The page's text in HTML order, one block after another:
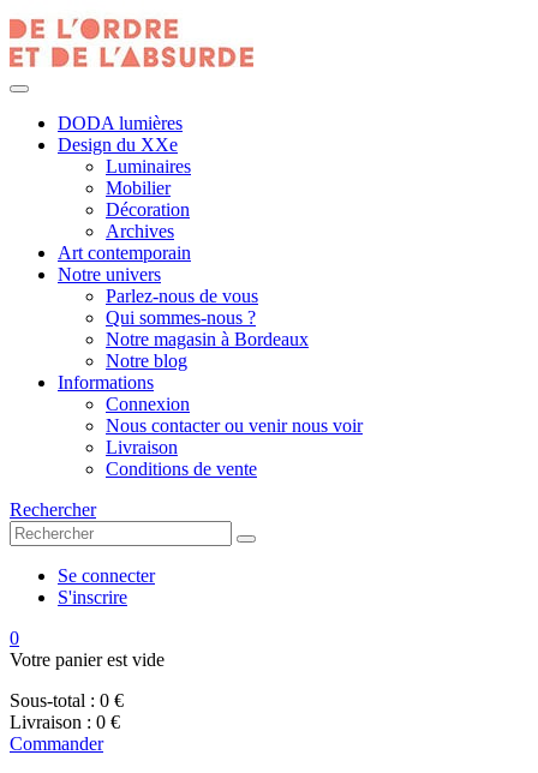
DODA lumières
Design du XXe
Luminaires
Mobilier
Décoration
Archives
Art contemporain
Notre univers
Parlez-nous de vous
Qui sommes-nous ?
Notre magasin à Bordeaux
Notre blog
Informations
Connexion
Nous contacter ou venir nous voir
Livraison
Conditions de vente
Rechercher
Se connecter
S'inscrire
0
Votre panier est vide
Sous-total : 0 €
Livraison : 0 €
Commander